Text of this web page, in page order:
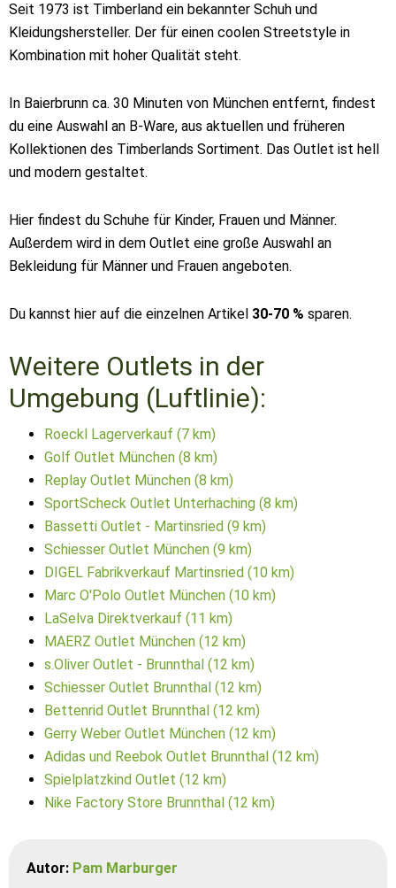
Seit 1973 ist Timberland ein bekannter Schuh und
Kleidungshersteller. Der für einen coolen Streetstyle in
Kombination mit hoher Qualität steht.
In Baierbrunn ca. 30 Minuten von München entfernt, findest
du eine Auswahl an B-Ware, aus aktuellen und früheren
Kollektionen des Timberlands Sortiment. Das Outlet ist hell
und modern gestaltet.
Hier findest du Schuhe für Kinder, Frauen und Männer.
Außerdem wird in dem Outlet eine große Auswahl an
Bekleidung für Männer und Frauen angeboten.
Du kannst hier auf die einzelnen Artikel 30-70 % sparen.
Weitere Outlets in der
Umgebung (Luftlinie):
Roeckl Lagerverkauf (7 km)
Golf Outlet München (8 km)
Replay Outlet München (8 km)
SportScheck Outlet Unterhaching (8 km)
Bassetti Outlet - Martinsried (9 km)
Schiesser Outlet München (9 km)
DIGEL Fabrikverkauf Martinsried (10 km)
Marc O'Polo Outlet München (10 km)
LaSelva Direktverkauf (11 km)
MAERZ Outlet München (12 km)
s.Oliver Outlet - Brunnthal (12 km)
Schiesser Outlet Brunnthal (12 km)
Bettenrid Outlet Brunnthal (12 km)
Gerry Weber Outlet München (12 km)
Adidas und Reebok Outlet Brunnthal (12 km)
Spielplatzkind Outlet (12 km)
Nike Factory Store Brunnthal (12 km)
Autor: Pam Marburger